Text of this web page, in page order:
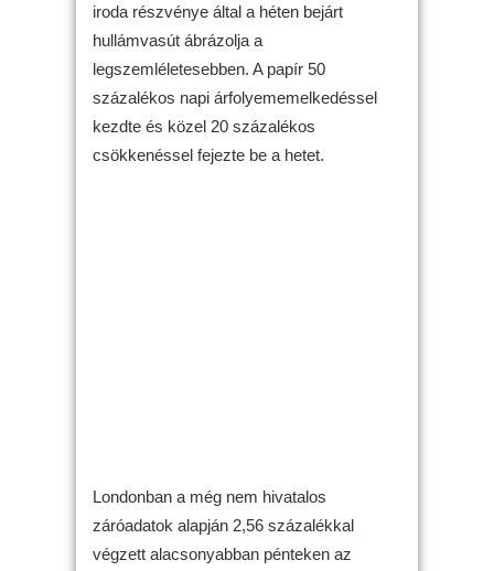
iroda részvénye által a héten bejárt
hullámvasút ábrázolja a
legszemléletesebben. A papír 50
százalékos napi árfolyememelkedéssel
kezdte és közel 20 százalékos
csökkenéssel fejezte be a hetet.
Londonban a még nem hivatalos
záróadatok alapján 2,56 százalékkal
végzett alacsonyabban pénteken az